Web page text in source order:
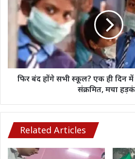
खुशियों
इजाफा
स्कूल?
में
मचा
हड़कंप
फिर बंद होंगे सभी स्कूल? एक ही दिन में
संक्रमित, मचा
Related Articles